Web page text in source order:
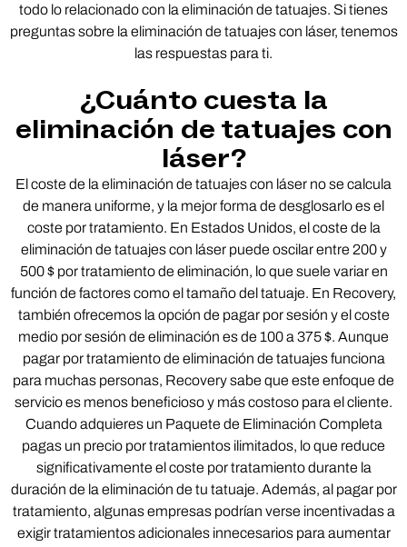
todo lo relacionado con la eliminación de tatuajes. Si tienes
preguntas sobre la eliminación de tatuajes con láser, tenemos
las respuestas para ti.
¿Cuánto cuesta la
eliminación de tatuajes con
láser?
El coste de la eliminación de tatuajes con láser no se calcula
de manera uniforme, y la mejor forma de desglosarlo es el
coste por tratamiento. En Estados Unidos, el coste de la
eliminación de tatuajes con láser puede oscilar entre 200 y
500 $ por tratamiento de eliminación, lo que suele variar en
función de factores como el tamaño del tatuaje. En Recovery,
también ofrecemos la opción de pagar por sesión y el coste
medio por sesión de eliminación es de 100 a 375 $. Aunque
pagar por tratamiento de eliminación de tatuajes funciona
para muchas personas, Recovery sabe que este enfoque de
servicio es menos beneficioso y más costoso para el cliente.
Cuando adquieres un Paquete de Eliminación Completa
pagas un precio por tratamientos ilimitados, lo que reduce
significativamente el coste por tratamiento durante la
duración de la eliminación de tu tatuaje. Además, al pagar por
tratamiento, algunas empresas podrían verse incentivadas a
exigir tratamientos adicionales innecesarios para aumentar